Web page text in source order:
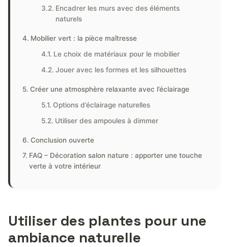
Encadrer les murs avec des éléments
naturels
Mobilier vert : la pièce maîtresse
Le choix de matériaux pour le mobilier
Jouer avec les formes et les silhouettes
Créer une atmosphère relaxante avec l’éclairage
Options d’éclairage naturelles
Utiliser des ampoules à dimmer
Conclusion ouverte
FAQ – Décoration salon nature : apporter une touche
verte à votre intérieur
Utiliser des plantes pour une
ambiance naturelle